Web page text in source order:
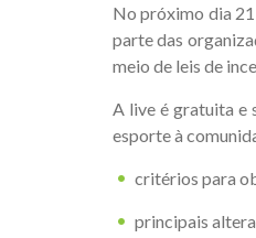
No próximo dia
parte das
meio de leis de
A live é gratuita e
esporte à
critérios para
principais